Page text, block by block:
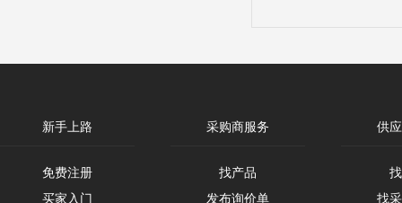
新手上路
免费注册
买家入门
采购商服务
找产品
发布询价单
供
找